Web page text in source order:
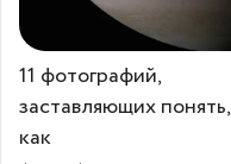
11 фотографий,
заставляющих понять,
как